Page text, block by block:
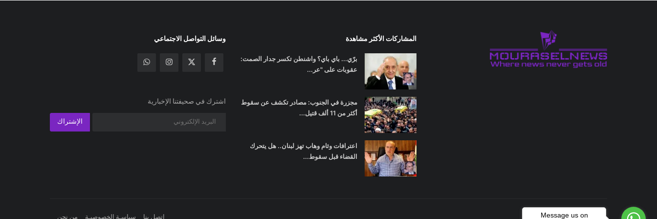
المشاركات الأكثر مشاهدة
برّي... باي باي؟ واشنطن تكسر جدار الصمت:
عقوبات على "عر...
مجزرة في الجنوب: مصادر تكشف عن سقوط
أكثر من 11 ألف قتيل...
اعترافات وئام وهاب تهز لبنان.. هل يتحرك
القضاء قبل سقوط...
وسائل التواصل الاجتماعي
اشترك في صحيفتنا الإخبارية
الإشتراك
Message us on